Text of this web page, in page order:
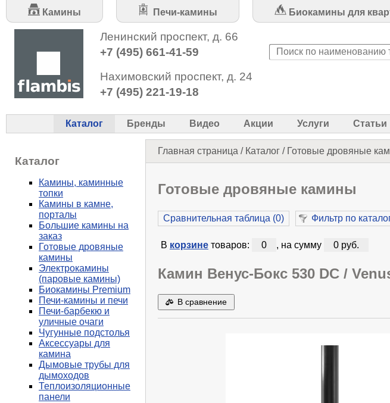
Камины Печи-камины Биокамины для
Ленинский проспект, д. 66
+7 (495) 661-41-59
Нахимовский проспект, д. 24
+7 (495) 221-19-18
Каталог Бренды Видео Акции Услуги Статьи
Главная страница / Каталог / Готовые дровяные
Готовые дровяные камины
Сравнительная таблица (0) Фильтр по
В корзинетоваров: 0 , на сумму 0 руб.
Камин Венус-Бокс 530 DC /
В сравнение
Каталог
Камины, каминные
топки
Камины в камне,
порталы
Большие камины на
заказ
Готовые дровяные
камины
Электрокамины
(паровые камины)
Биокамины Premium
Печи-камины и печи
Печи-барбекю и
уличные очаги
Чугунные подстолья
Аксессуары для
камина
Дымовые трубы для
дымоходов
Теплоизоляционные
панели